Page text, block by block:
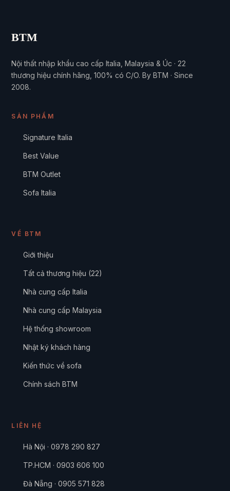
BTM
Nội thất nhập khẩu cao cấp Italia, Malaysia & Úc · 22
thương hiệu chính hãng, 100% có C/O. By BTM · Since
2008.
SẢN PHẨM
Signature Italia
Best Value
BTM Outlet
Sofa Italia
VỀ BTM
Giới thiệu
Tất cả thương hiệu (22)
Nhà cung cấp Italia
Nhà cung cấp Malaysia
Hệ thống showroom
Nhật ký khách hàng
Kiến thức về sofa
Chính sách BTM
LIÊN HỆ
Hà Nội · 0978 290 827
TP.HCM · 0903 606 100
Đà Nẵng · 0905 571 828